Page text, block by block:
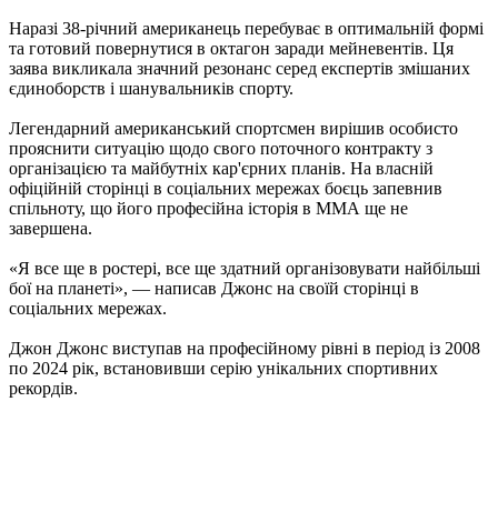
Наразі 38-річний американець перебуває в оптимальній формі
та готовий повернутися в октагон заради мейневентів. Ця
заява викликала значний резонанс серед експертів змішаних
єдиноборств і шанувальників спорту.
Легендарний американський спортсмен вирішив особисто
прояснити ситуацію щодо свого поточного контракту з
організацією та майбутніх кар'єрних планів. На власній
офіційній сторінці в соціальних мережах боєць запевнив
спільноту, що його професійна історія в ММА ще не
завершена.
«Я все ще в ростері, все ще здатний організовувати найбільші
бої на планеті», — написав Джонс на своїй сторінці в
соціальних мережах.
Джон Джонс виступав на професійному рівні в період із 2008
по 2024 рік, встановивши серію унікальних спортивних
рекордів.